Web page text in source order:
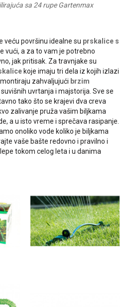
sa 24 rupe Gartenmax
veću površinu idealne su prskalice s
vući, a za to vam je potrebno
jak pritisak. Za travnjake su
koje imaju tri dela iz kojih izlazi
zahvaljujući brzim
suvišnih uvrtanja i majstorija. Sve se
tako što se krajevi dva creva
zalivanje pruža vašim biljkama
a u isto vreme i sprečava rasipanje.
onoliko vode koliko je biljkama
vaše bašte redovno i pravilno i
tokom celog leta i u danima